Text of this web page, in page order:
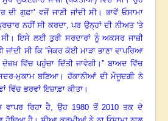
ਦੀ ਗੁਫ਼ਾ’ ਵਜੋਂ ਜਾਣੀ ਜਾਂਦੀ ਸੀ।ਭਾਵੇਂ ਓਸਾਮਾ
ਨਹੀਂ ਸੀ ਕਰਦਾ, ਪਰ ਉਨ੍ਹਾਂ ਦੀ ਨੀਅਤ ’ਤੇ
।ਇਸੇ ਲਈ ਤੁਰੀ ਸਰਦਾਰਾਂ ਨੂੰ ਅਕਸਰ ਜਾਜ਼ੀ
ਜਾਂਦੀ ਸੀ ਕਿ “ਜੇਕਰ ਕੋਈ ਮਾੜਾ ਭਾਣਾ ਵਾਪਰਿਆ
ਵਿੱਚ ਪਹੁੰਚਾ ਦਿੱਤੀ ਜਾਵੇਗੀ।” ਬਾਅਦ ਵਿੱਚ
ਮੁਕਾਮ ਬਣਿਆ।ਹੱਕਾਨੀਆਂ ਦੀ ਮੌਜੂਦਗੀ ਨੇ
ਭਰਵਾਂ ਇਜ਼ਾਫ਼ਾ ਕੀਤਾ ।
ਰਿਹਾ ਹੈ, ਉਹ 1980 ਤੋਂ 2010 ਤਕ ਦੇ